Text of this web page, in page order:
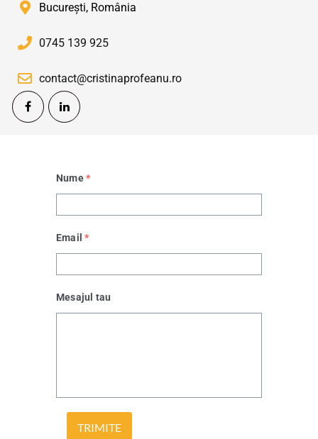
București, România
0745 139 925
contact@cristinaprofeanu.ro
Nume *
Email *
Mesajul tau
TRIMITE